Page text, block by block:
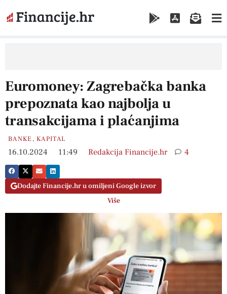
Euromoney: Zagrebačka banka
prepoznata kao najbolja u
transakcijama i plaćanjima
BANKE ,KAPITAL
16.10.2024 11:49 Redakcija Financije.hr 4
Dodajte Financije.hr u omiljeni Google izvor
Više